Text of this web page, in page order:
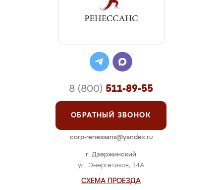
г. Дзержинский
ул. Энергетиков, 14А
СХЕМА ПРОЕЗДА
8 (800) 511-89-55
ОБРАТНЫЙ ЗВОНОК
corp-renessans@yandex.ru